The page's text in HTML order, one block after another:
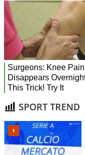
SPORT TREND